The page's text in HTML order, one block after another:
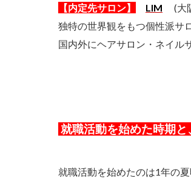
【内定先サロン】 LIM
(大
独特の世界観をもつ個性派サ
国内外にヘアサロン・ネイル
就職活動を始めた時期と
就職活動を始めたのは1年の夏